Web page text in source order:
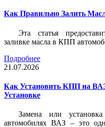
Как Правильно Залить
Эта статья
заливке масла в КПП
Подробнее
21.07.2026
Как Установить КПП на
Установке
Замена или
автомобилях ВАЗ – это